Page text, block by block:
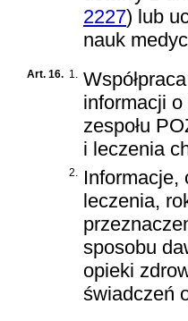
2227) lub
nauk
Art. 16. 1.
informacji o
zespołu
i leczenia
2. Informacje,
leczenia,
sposobu
opieki
świadczeń